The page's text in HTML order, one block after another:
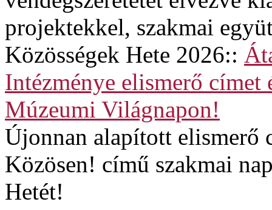
projektekkel, szakmai
Közösségek Hete 2026::
Intézménye elismerő címet
Múzeumi Világnapon!
Újonnan alapított elismerő
Közösen! című szakmai
Hetét!